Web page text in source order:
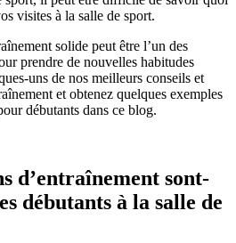
visites à la salle de sport.
solide peut être l’un des
prendre de nouvelles habitudes
uns de nos meilleurs conseils et
et obtenez quelques exemples
débutants dans ce blog.
d’entraînement sont-
débutants à la salle de